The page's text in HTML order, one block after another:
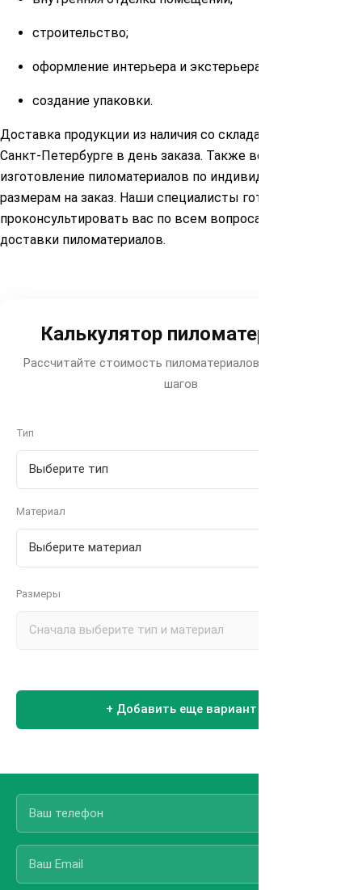
строительство;
оформление интерьера и экстерьера;
создание упаковки.
Доставка продукции из наличия со склада в Москве и
Санкт-Петербурге в день заказа. Также возможно
изготовление пиломатериалов по индивидуальным
размерам на заказ. Наши специалисты готовы
проконсультировать вас по всем вопросам покупки и
доставки пиломатериалов.
Калькулятор пиломатериалов
Рассчитайте стоимость пиломатериалов за несколько
шагов
Тип
Материал
Размеры
+ Добавить еще вариант